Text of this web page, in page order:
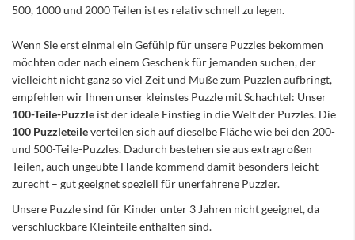
500, 1000 und 2000 Teilen ist es relativ schnell zu legen.
Wenn Sie erst einmal ein Gefühlp für unsere Puzzles bekommen
möchten oder nach einem Geschenk für jemanden suchen, der
vielleicht nicht ganz so viel Zeit und Muße zum Puzzlen aufbringt,
empfehlen wir Ihnen unser kleinstes Puzzle mit Schachtel: Unser
100-Teile-Puzzle ist der ideale Einstieg in die Welt der Puzzles. Die
100 Puzzleteileverteilen sich auf dieselbe Fläche wie bei den 200-
und 500-Teile-Puzzles. Dadurch bestehen sie aus extragroßen
Teilen, auch ungeübte Hände kommend damit besonders leicht
zurecht – gut geeignet speziell für unerfahrene Puzzler.
Unsere Puzzle sind für Kinder unter 3 Jahren nicht geeignet, da
verschluckbare Kleinteile enthalten sind.